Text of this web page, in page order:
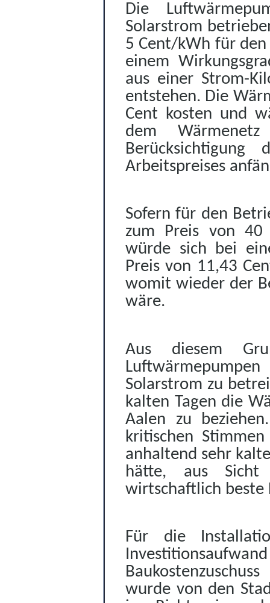
Die
Solarstrom
5 Cent/kWh für
einem
aus einer Strom-
entstehen. Die
Cent kosten und
dem
Arbeitspreises
Sofern für den
zum Preis von 40
würde sich bei
Preis von 11,43
womit wieder der
wäre.
Aus diesem
Solarstrom zu
kalten Tagen die
Aalen zu
kritischen
anhaltend sehr
hätte, aus
wirtschaftlich beste
Für die
wurde von den